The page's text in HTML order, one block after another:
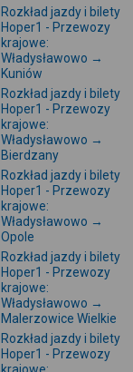
Rozkład jazdy i bilety
Hoper1 - Przewozy
krajowe:
Władysławowo →
Kuniów
Rozkład jazdy i bilety
Hoper1 - Przewozy
krajowe:
Władysławowo →
Bierdzany
Rozkład jazdy i bilety
Hoper1 - Przewozy
krajowe:
Władysławowo →
Opole
Rozkład jazdy i bilety
Hoper1 - Przewozy
krajowe:
Władysławowo →
Malerzowice Wielkie
Rozkład jazdy i bilety
Hoper1 - Przewozy